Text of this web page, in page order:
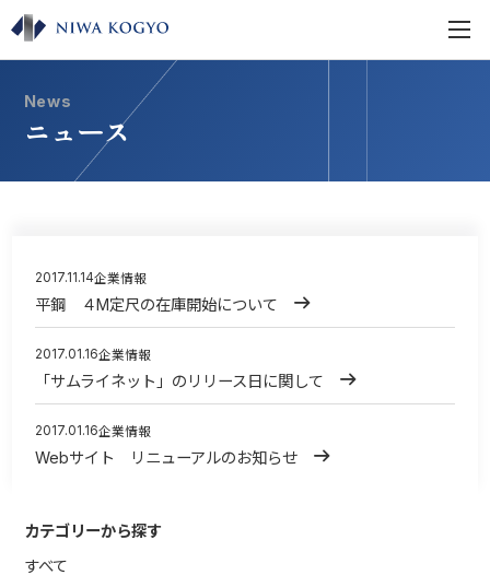
News
ニュース
2017.11.14企業情報
平鋼 ４M定尺の在庫開始について
2017.01.16企業情報
「サムライネット」のリリース日に関して
2017.01.16企業情報
Webサイト リニューアルのお知らせ
カテゴリーから探す
すべて